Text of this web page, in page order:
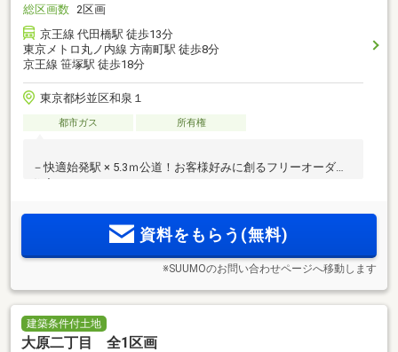
総区画数 2区画
京王線 代田橋駅 徒歩13分
東京メトロ丸ノ内線 方南町駅 徒歩8分
京王線 笹塚駅 徒歩18分
東京都杉並区和泉１
都市ガス 所有権
－快適始発駅 × 5.3ｍ公道！お客様好みに創るフリーオーダー
資料をもらう(無料)
※SUUMOのお問い合わせページへ移動します
建築条件付土地
大原二丁目 全1区画